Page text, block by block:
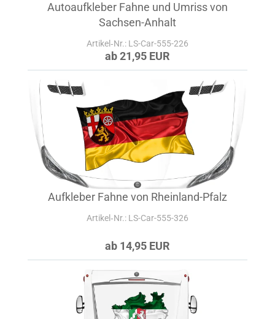
Autoaufkleber Fahne und Umriss von
Sachsen-Anhalt
Artikel‑Nr.: LS-Car-555-226
ab 21,95 EUR
Aufkleber Fahne von Rheinland-Pfalz
Artikel‑Nr.: LS-Car-555-326
ab 14,95 EUR